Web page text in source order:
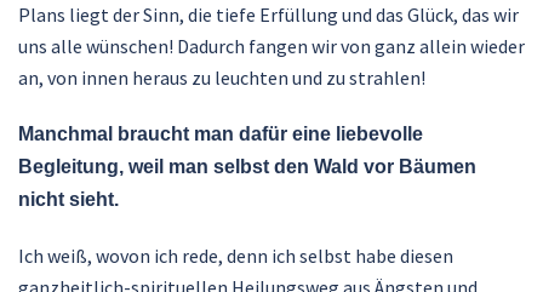
Plans liegt der Sinn, die tiefe Erfüllung und das Glück, das wir
uns alle wünschen! Dadurch fangen wir von ganz allein wieder
an, von innen heraus zu leuchten und zu strahlen!
Manchmal braucht man dafür eine liebevolle
Begleitung, weil man selbst den Wald vor Bäumen
nicht sieht.
Ich weiß, wovon ich rede, denn ich selbst habe diesen
ganzheitlich-spirituellen Heilungsweg aus Ängsten und